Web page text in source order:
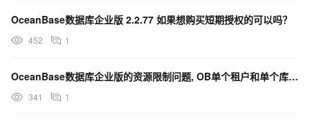
OceanBase数据库企业版 2.2.77 如果想购买短期授权的可以吗？
452 1
OceanBase数据库企业版的资源限制问题, OB单个租户和单个库, 建表数量的上限是多少?
341 1